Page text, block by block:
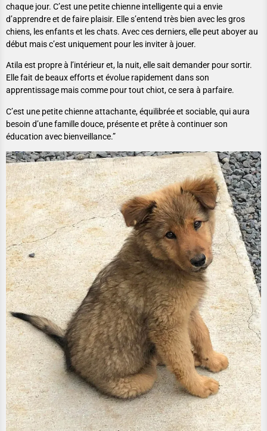
chaque jour. C’est une petite chienne intelligente qui a envie
d’apprendre et de faire plaisir. Elle s’entend très bien avec les gros
chiens, les enfants et les chats. Avec ces derniers, elle peut aboyer au
début mais c’est uniquement pour les inviter à jouer.
Atila est propre à l’intérieur et, la nuit, elle sait demander pour sortir.
Elle fait de beaux efforts et évolue rapidement dans son
apprentissage mais comme pour tout chiot, ce sera à parfaire.
C’est une petite chienne attachante, équilibrée et sociable, qui aura
besoin d’une famille douce, présente et prête à continuer son
éducation avec bienveillance.”